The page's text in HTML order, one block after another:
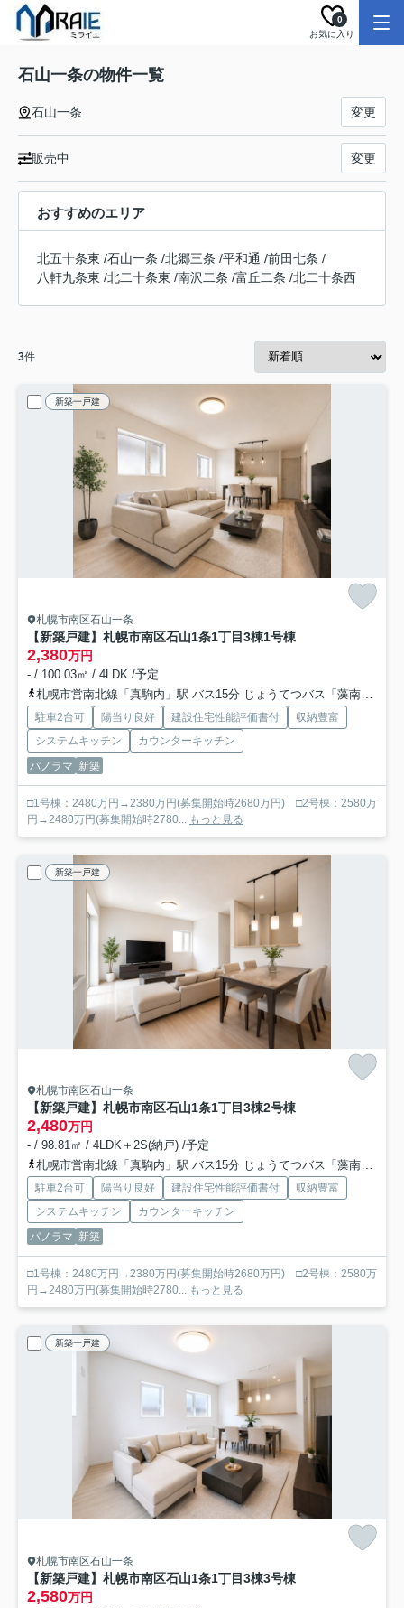
お気に入り
0
石山一条の物件一覧
石山一条 変更
販売中 変更
おすすめのエリア
北五十条東 /石山一条 /北郷三条 /平和通 /前田七条 /
八軒九条東 /北二十条東 /南沢二条 /富丘二条 /北二十条西
3件
新築一戸建
札幌市南区石山一条
【新築戸建】札幌市南区石山1条1丁目3棟1号棟
2,380万円
- / 100.03㎡ / 4LDK /予定
札幌市営南北線「真駒内」駅 バス15分 じょうてつバス「藻南橋」 停歩8分
駐車2台可 陽当り良好 建設住宅性能評価書付
収納豊富
システムキッチン
カウンターキッチン
パノラマ 新築
□1号棟：2480万円→2380万円(募集開始時2680万円) □2号棟：2580万
円→2480万円(募集開始時2780... もっと見る
新築一戸建
札幌市南区石山一条
【新築戸建】札幌市南区石山1条1丁目3棟2号棟
2,480万円
- / 98.81㎡ / 4LDK＋2S(納戸) /予定
札幌市営南北線「真駒内」駅 バス15分 じょうてつバス「藻南橋」 停歩8分
駐車2台可 陽当り良好 建設住宅性能評価書付
収納豊富
システムキッチン
カウンターキッチン
パノラマ 新築
□1号棟：2480万円→2380万円(募集開始時2680万円) □2号棟：2580万
円→2480万円(募集開始時2780... もっと見る
新築一戸建
札幌市南区石山一条
【新築戸建】札幌市南区石山1条1丁目3棟3号棟
2,580万円